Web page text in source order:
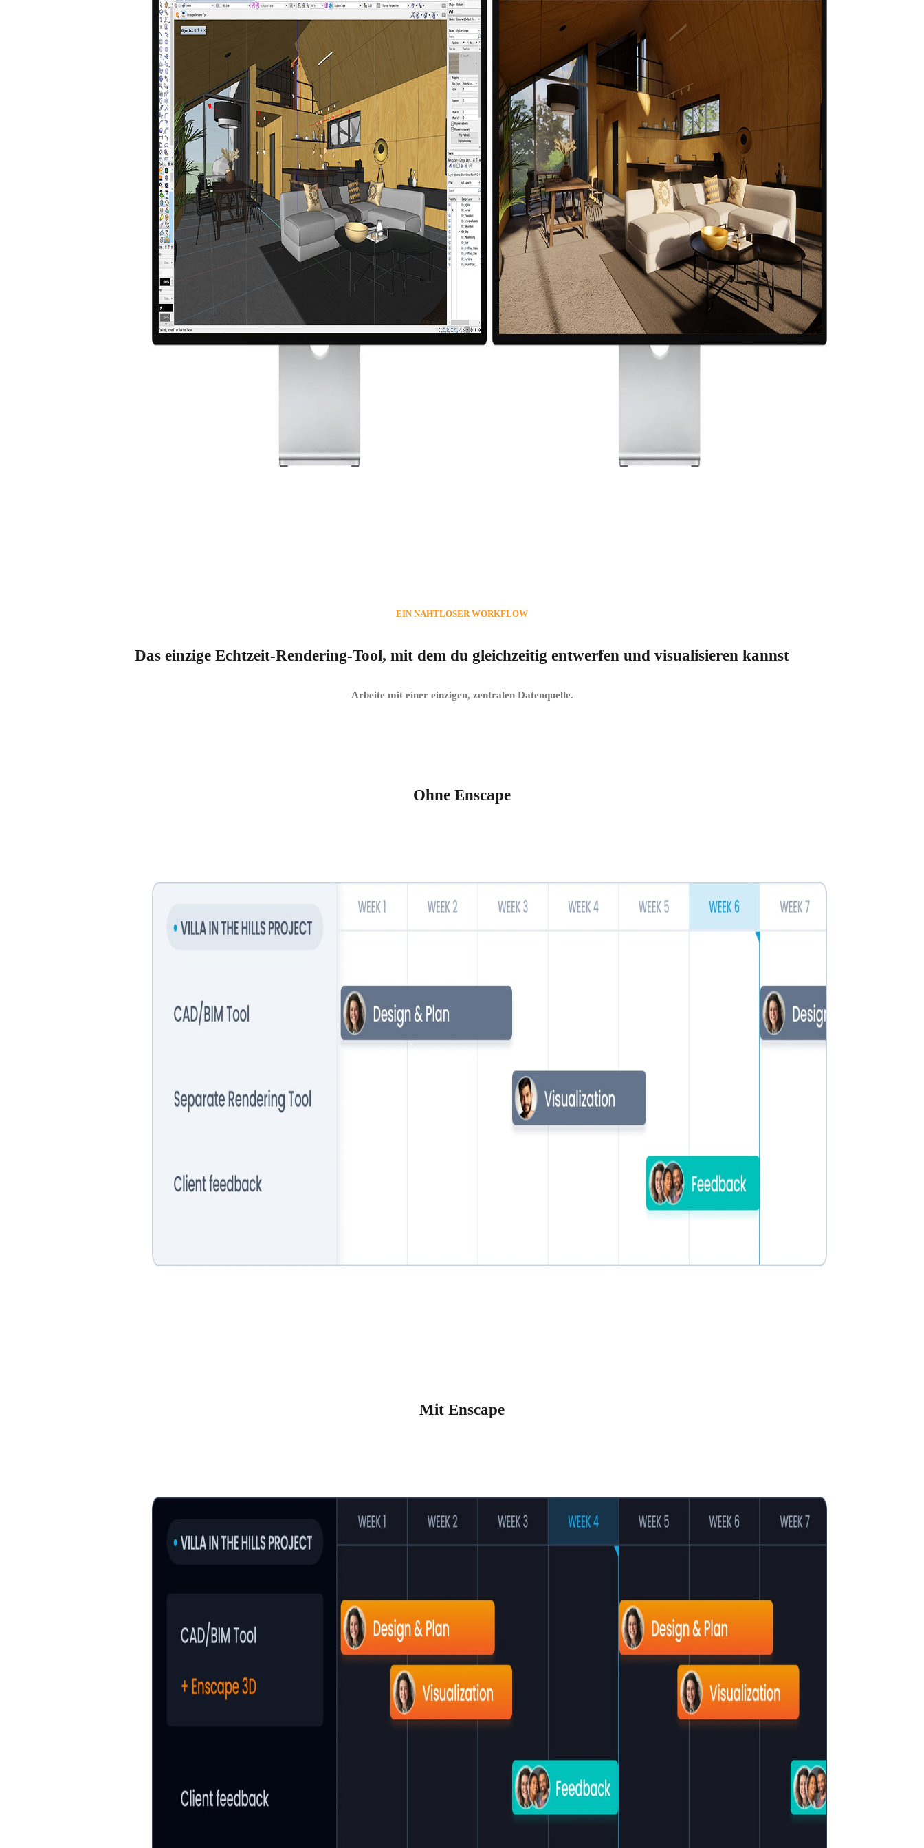
Das einzige Echtzeit-Rendering-Tool, mit dem du gleichzeitig entwerfen und visualisieren kannst
EIN NAHTLOSER WORKFLOW
Arbeite mit einer einzigen, zentralen Datenquelle.
Ohne Enscape
Mit Enscape